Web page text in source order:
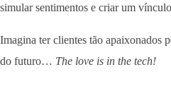
simular sentimentos e criar um
Imagina ter clientes tão apaixonados
do futuro… The love is in the tech!